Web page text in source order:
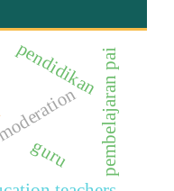
guru pembelajaran pai
pendidikan